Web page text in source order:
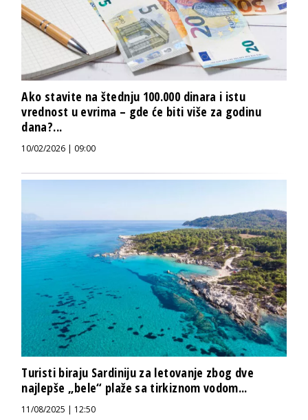
Ako stavite na štednju 100.000 dinara i istu
vrednost u evrima – gde će biti više za godinu
dana?...
10/02/2026 | 09:00
Turisti biraju Sardiniju za letovanje zbog dve
najlepše „bele“ plaže sa tirkiznom vodom...
11/08/2025 | 12:50